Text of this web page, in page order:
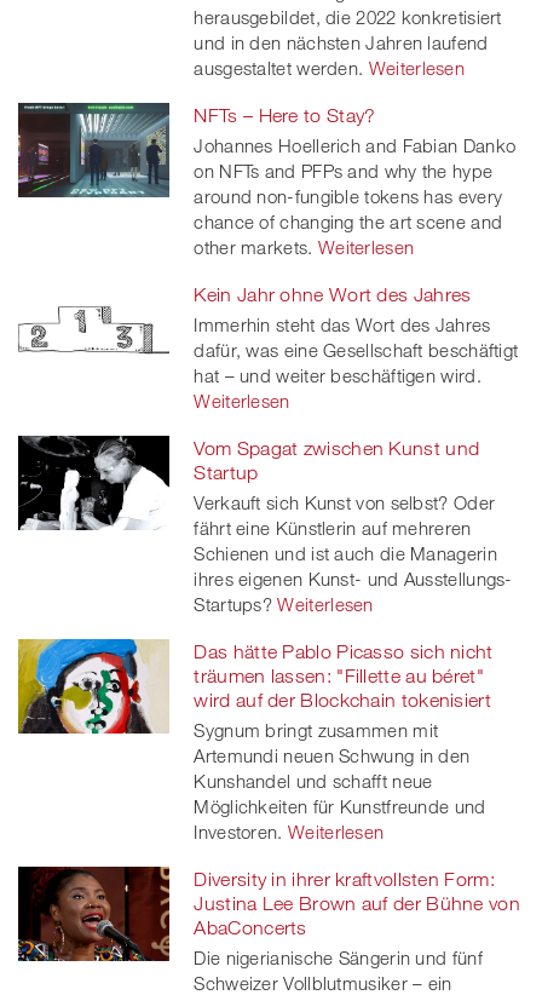
herausgebildet, die 2022 konkretisiert
und in den nächsten Jahren laufend
ausgestaltet werden. Weiterlesen
NFTs – Here to Stay?
Johannes Hoellerich and Fabian Danko
on NFTs and PFPs and why the hype
around non-fungible tokens has every
chance of changing the art scene and
other markets. Weiterlesen
Kein Jahr ohne Wort des Jahres
Immerhin steht das Wort des Jahres
dafür, was eine Gesellschaft beschäftigt
hat – und weiter beschäftigen wird.
Weiterlesen
Vom Spagat zwischen Kunst und
Startup
Verkauft sich Kunst von selbst? Oder
fährt eine Künstlerin auf mehreren
Schienen und ist auch die Managerin
ihres eigenen Kunst- und Ausstellungs-
Startups? Weiterlesen
Das hätte Pablo Picasso sich nicht
träumen lassen: "Fillette au béret"
wird auf der Blockchain tokenisiert
Sygnum bringt zusammen mit
Artemundi neuen Schwung in den
Kunshandel und schafft neue
Möglichkeiten für Kunstfreunde und
Investoren. Weiterlesen
Diversity in ihrer kraftvollsten Form:
Justina Lee Brown auf der Bühne von
AbaConcerts
Die nigerianische Sängerin und fünf
Schweizer Vollblutmusiker – ein